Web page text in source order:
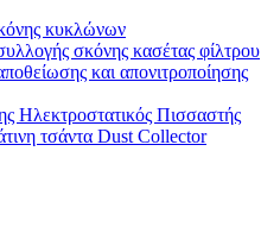
κυκλώνων
σκόνης κασέτας φίλτρου
και απονιτροποίησης
Ηλεκτροστατικός Πισσαστής
τσάντα Dust Collector